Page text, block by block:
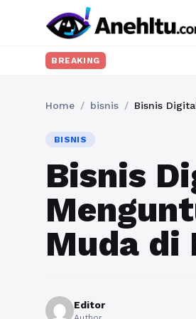
BREAKING
Home / bisnis / Bisnis
BISNIS
Bisnis
Muda di
Editor